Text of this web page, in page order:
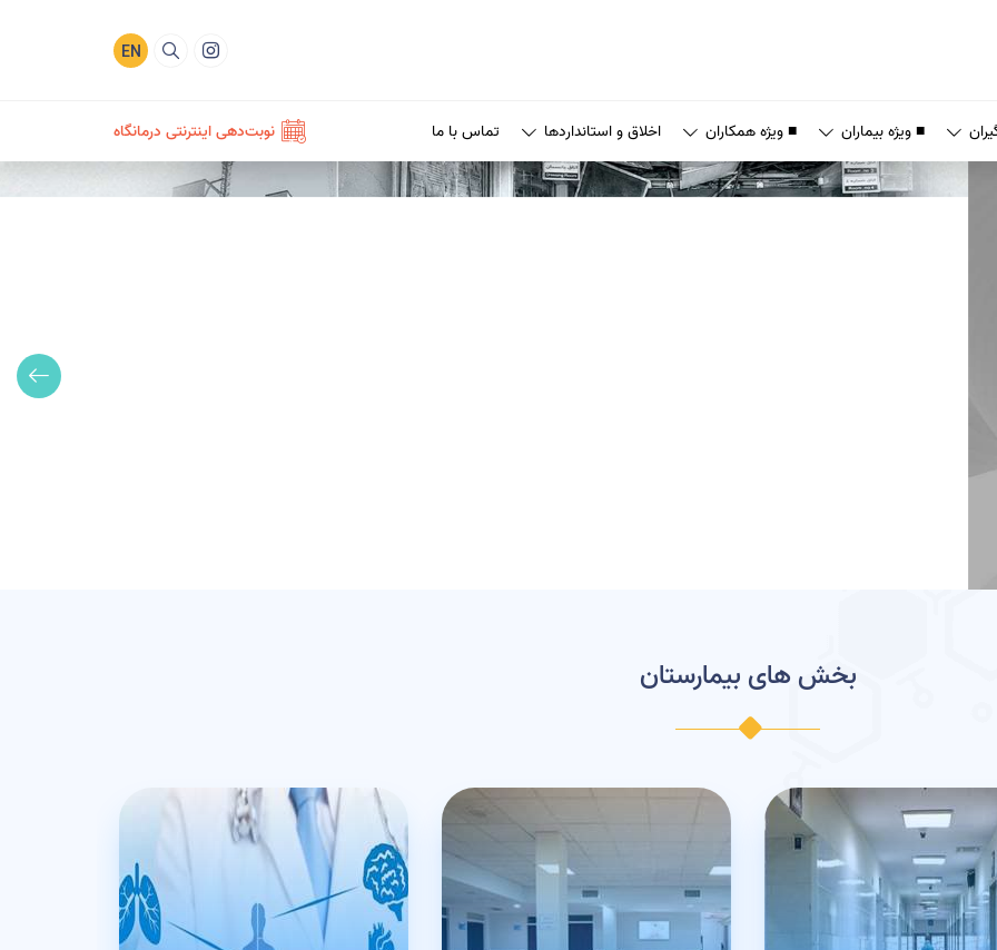
EN
■ ویژه بیماران ■ ویژه همکاران اخلاق و استانداردها تماس با ما نوبت‌دهی اینترنتی درمانگاه
بخش های بیمارستان